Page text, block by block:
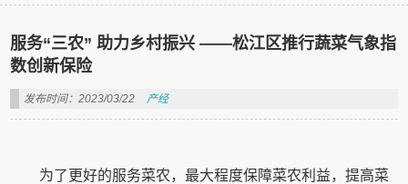
服务“三农” 助力乡村振兴 ——松江区推行蔬菜气象指
数创新保险
发布时间：2023/03/22 产经
为了更好的服务菜农，最大程度保障菜农利益，提高菜